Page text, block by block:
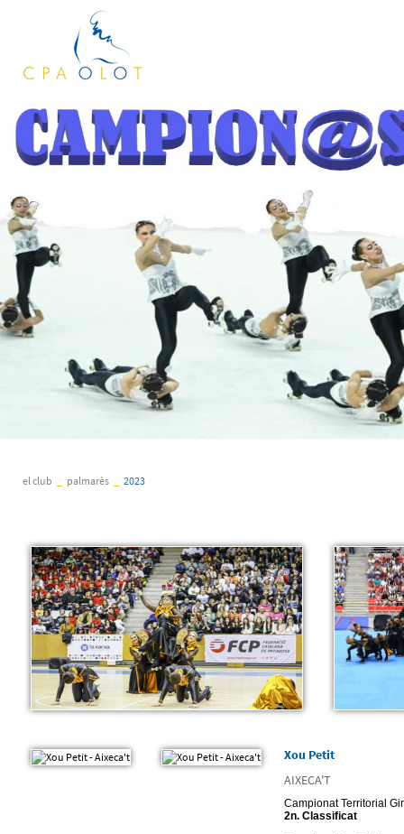
el club palmarès 2023
Xou Petit
AIXECA'T
Campionat Territorial
2n. Classificat